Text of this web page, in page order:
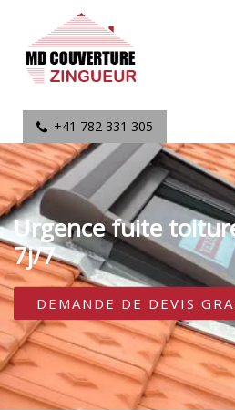
+41 782 331 305
Urgence fuite
7j/7
DEMANDE DE DEVIS